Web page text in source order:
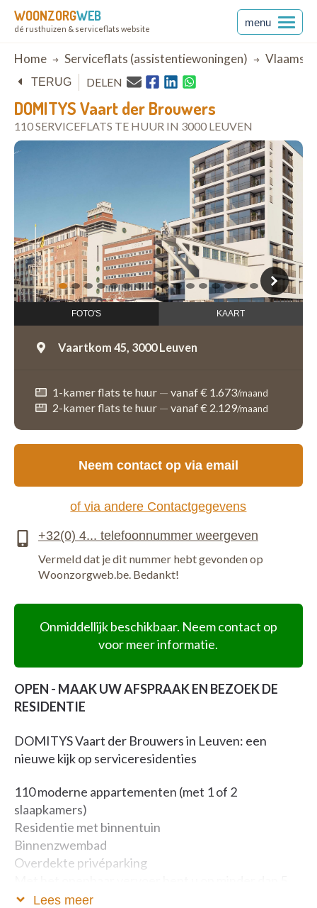
WOONZORGWEB
dé rusthuizen & serviceflats website
menu
Breadcrumb
Home Serviceflats (assistentiewoningen) Vlaams-
DOMITYS Vaart der Brouwers
110 SERVICEFLATS TE HUUR IN 3000 LEUVEN
TERUG DELEN
1 2 3 4 5 6 7 8 9 10111213141516
open in Google Maps
FOTO'S KAART
Vaartkom 45, 3000 Leuven
1-kamer flats te huur — vanaf € 1.673/maand
2-kamer flats te huur — vanaf € 2.129/maand
Onmiddellijk beschikbaar. Neem contact op
voor meer informatie.
OPEN - MAAK UW AFSPRAAK EN BEZOEK DE
RESIDENTIE
DOMITYS Vaart der Brouwers in Leuven: een
nieuwe kijk op serviceresidenties
110 moderne appartementen (met 1 of 2
slaapkamers)
Residentie met binnentuin
Binnenzwembad
Overdekte privéparking
minuten in het centrum van Leuven
Lees meer
Neem contact op via email
of via andere Contactgegevens
Vermeld dat je dit nummer hebt gevonden op
Woonzorgweb.be. Bedankt!